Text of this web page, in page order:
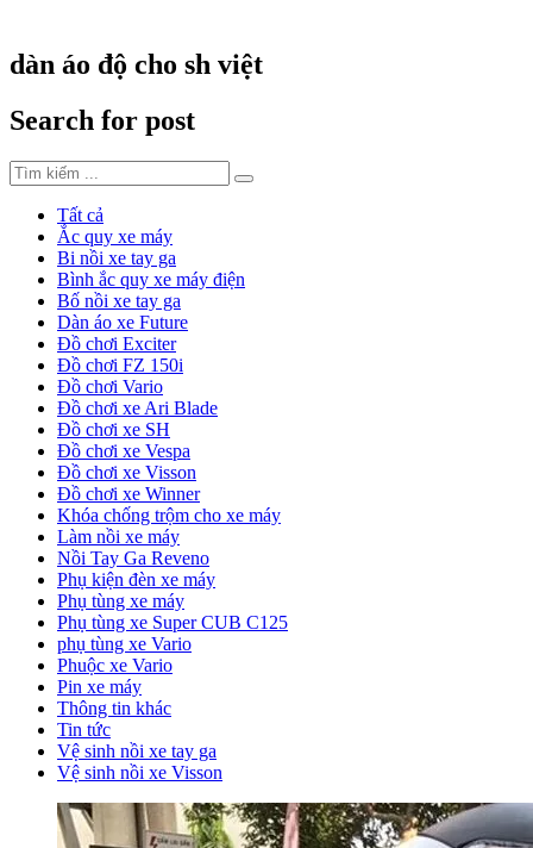
dàn áo độ cho sh việt
Search for post
Tất cả
Ắc quy xe máy
Bi nồi xe tay ga
Bình ắc quy xe máy điện
Bố nồi xe tay ga
Dàn áo xe Future
Đồ chơi Exciter
Đồ chơi FZ 150i
Đồ chơi Vario
Đồ chơi xe Ari Blade
Đồ chơi xe SH
Đồ chơi xe Vespa
Đồ chơi xe Visson
Đồ chơi xe Winner
Khóa chống trộm cho xe máy
Làm nồi xe máy
Nồi Tay Ga Reveno
Phụ kiện đèn xe máy
Phụ tùng xe máy
Phụ tùng xe Super CUB C125
phụ tùng xe Vario
Phuộc xe Vario
Pin xe máy
Thông tin khác
Tin tức
Vệ sinh nồi xe tay ga
Vệ sinh nồi xe Visson